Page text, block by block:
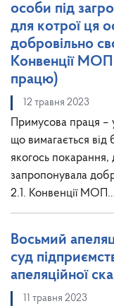
особи під
для котрої ця
добровільно
Конвенції
працю)
12 травня 2023
Примусова праця –
що вимагається від
якогось покарання,
запропонувала
2.1. Конвенції МОП…
Восьмий
суд
апеляційної
11 травня 2023